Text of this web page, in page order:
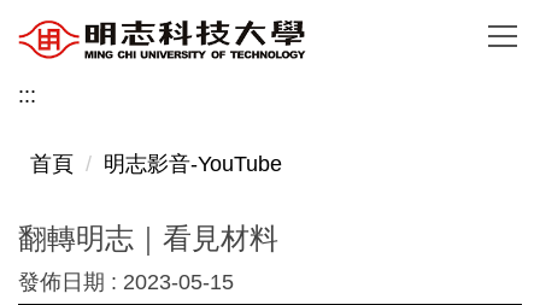
到
主
內
:::
首頁 明志影音-YouTube
翻轉明志｜看見材料
發佈日期 : 2023-05-15